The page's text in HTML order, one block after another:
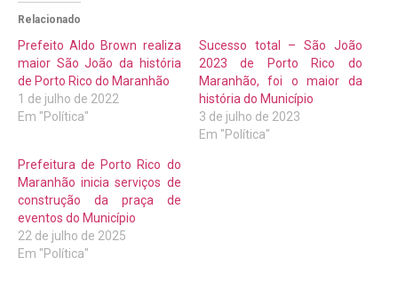
Relacionado
Prefeito Aldo Brown realiza
maior São João da história
de Porto Rico do Maranhão
1 de julho de 2022
Em "Política"
Sucesso total – São João
2023 de Porto Rico do
Maranhão, foi o maior da
história do Município
3 de julho de 2023
Em "Política"
Prefeitura de Porto Rico do
Maranhão inicia serviços de
construção da praça de
eventos do Município
22 de julho de 2025
Em "Política"